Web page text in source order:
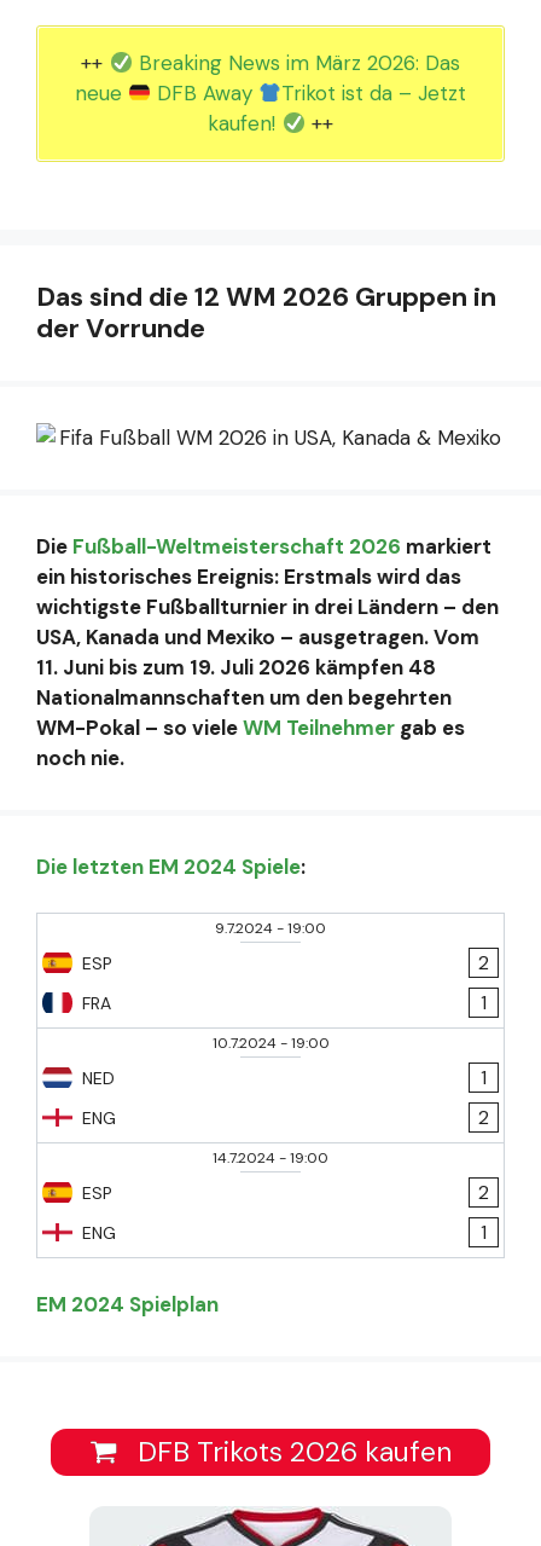
++
Breaking News im März 2026: Das
neue
DFB Away
Trikot ist da – Jetzt
kaufen!
++
Das sind die 12 WM 2026 Gruppen in
der Vorrunde
Die Fußball-Weltmeisterschaft 2026 markiert
ein historisches Ereignis: Erstmals wird das
wichtigste Fußballturnier in drei Ländern – den
USA, Kanada und Mexiko – ausgetragen. Vom
11. Juni bis zum 19. Juli 2026 kämpfen 48
Nationalmannschaften um den begehrten
WM-Pokal – so vieleWM Teilnehmer gab es
noch nie.
Die letzten EM 2024 Spiele:
9.7.2024-19:00
ESP
FRA
2
1
10.7.2024-19:00
NED
ENG
1
2
14.7.2024-19:00
ESP
ENG
2
1
EM 2024 Spielplan
DFB Trikots 2026 kaufen